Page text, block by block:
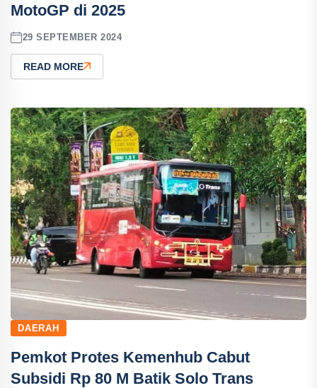
MotoGP di 2025
29 SEPTEMBER 2024
READ MORE
DAERAH
Pemkot Protes Kemenhub Cabut
Subsidi Rp 80 M Batik Solo Trans